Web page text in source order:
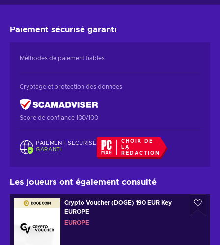
Paiement sécurisé garanti
Méthodes de paiement fiables
Cryptage et protection des données
Score de confiance 100/100
PAIEMENT SÉCURISÉ
GARANTI
CHOIX DE
LA
RÉDACTION
Les joueurs ont également consulté
Crypto Voucher (DOGE) 190 EUR Key
EUROPE
EUROPE